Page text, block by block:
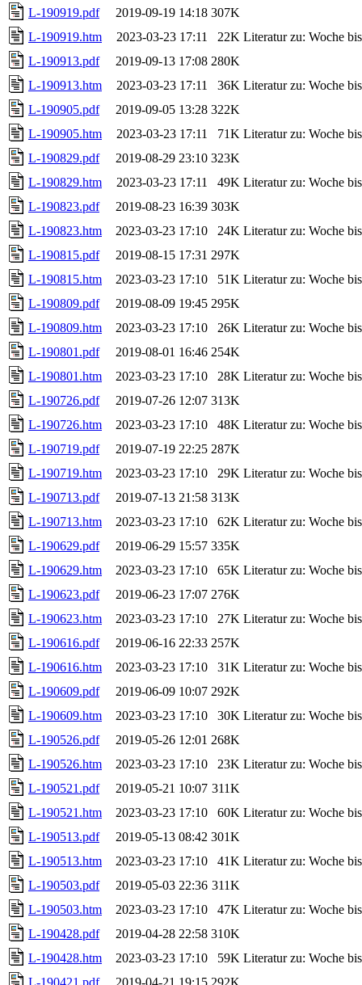
L-190919.pdf 2019-09-19 14:18 307K
L-190919.htm
2023-03-23 17:11 22K Literatur zu: Woche
L-190913.pdf
2019-09-13 17:08 280K
L-190913.htm
2023-03-23 17:11 36K Literatur zu: Woche
L-190905.pdf
2019-09-05 13:28 322K
L-190905.htm
2023-03-23 17:11 71K Literatur zu: Woche
L-190829.pdf
2019-08-29 23:10 323K
L-190829.htm
2023-03-23 17:11 49K Literatur zu: Woche
L-190823.pdf
2019-08-23 16:39 303K
L-190823.htm
2023-03-23 17:10 24K Literatur zu: Woche
L-190815.pdf
2019-08-15 17:31 297K
L-190815.htm
2023-03-23 17:10 51K Literatur zu: Woche
L-190809.pdf
2019-08-09 19:45 295K
L-190809.htm
2023-03-23 17:10 26K Literatur zu: Woche
L-190801.pdf
2019-08-01 16:46 254K
L-190801.htm
2023-03-23 17:10 28K Literatur zu: Woche
L-190726.pdf
2019-07-26 12:07 313K
L-190726.htm
2023-03-23 17:10 48K Literatur zu: Woche
L-190719.pdf
2019-07-19 22:25 287K
L-190719.htm
2023-03-23 17:10 29K Literatur zu: Woche
L-190713.pdf
2019-07-13 21:58 313K
L-190713.htm
2023-03-23 17:10 62K Literatur zu: Woche
L-190629.pdf
2019-06-29 15:57 335K
L-190629.htm
2023-03-23 17:10 65K Literatur zu: Woche
L-190623.pdf
2019-06-23 17:07 276K
L-190623.htm
2023-03-23 17:10 27K Literatur zu: Woche
L-190616.pdf
2019-06-16 22:33 257K
L-190616.htm
2023-03-23 17:10 31K Literatur zu: Woche
L-190609.pdf
2019-06-09 10:07 292K
L-190609.htm
2023-03-23 17:10 30K Literatur zu: Woche
L-190526.pdf
2019-05-26 12:01 268K
L-190526.htm
2023-03-23 17:10 23K Literatur zu: Woche
L-190521.pdf
2019-05-21 10:07 311K
L-190521.htm
2023-03-23 17:10 60K Literatur zu: Woche
L-190513.pdf
2019-05-13 08:42 301K
L-190513.htm
2023-03-23 17:10 41K Literatur zu: Woche
L-190503.pdf
2019-05-03 22:36 311K
L-190503.htm
2023-03-23 17:10 47K Literatur zu: Woche
L-190428.pdf
2019-04-28 22:58 310K
L-190428.htm
2023-03-23 17:10 59K Literatur zu: Woche
L-190421.pdf
2019-04-21 19:15 292K